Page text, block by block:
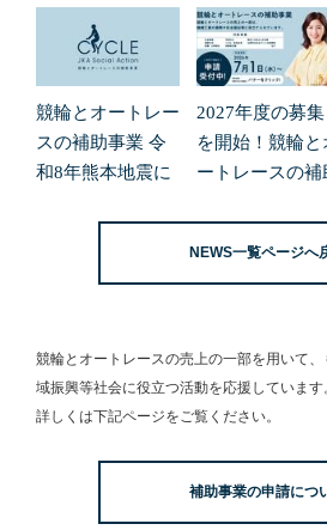
競輪とオートレー
スの補助事業 令
和8年熊本地震に
2027年度の募集
を開始！競輪と
ートレースの補
NEWS一覧ページへ
競輪とオートレースの売上の一部を用いて、
域振興等社会に役立つ活動を応援しています
詳しくは下記ページをご覧ください。
補助事業の申請につ